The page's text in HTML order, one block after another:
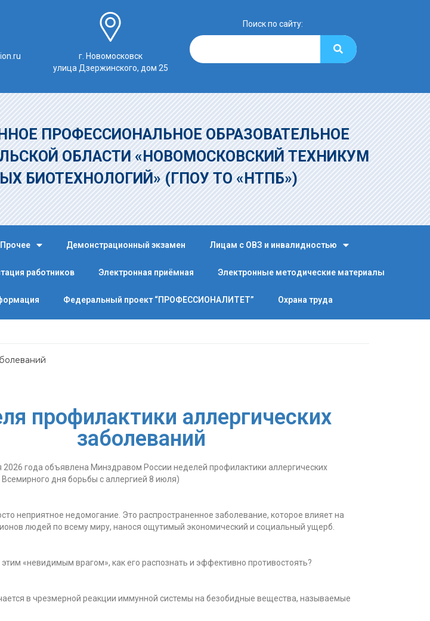
г. Новомосковск
улица Дзержинского, дом 25
Поиск по сайту:
ПРОФЕССИОНАЛЬНОЕ ОБРАЗОВАТЕЛЬНОЕ
ОБЛАСТИ «НОВОМОСКОВСКИЙ ТЕХНИКУМ
БИОТЕХНОЛОГИЙ» (ГПОУ ТО «НТПБ»)
Прочее Демонстрационный экзамен Лицам с ОВЗ и инвалидностью
работников Электронная приёмная Электронные методические материалы
Федеральный проект “ПРОФЕССИОНАЛИТЕТ” Охрана труда
профилактики аллергических
заболеваний
2026 года объявлена Минздравом России неделей профилактики аллергических
дня борьбы с аллергией 8 июля)
неприятное недомогание. Это распространенное заболевание, которое влияет на
людей по всему миру, нанося ощутимый экономический и социальный ущерб.
«невидимым врагом», как его распознать и эффективно противостоять?
в чрезмерной реакции иммунной системы на безобидные вещества, называемые